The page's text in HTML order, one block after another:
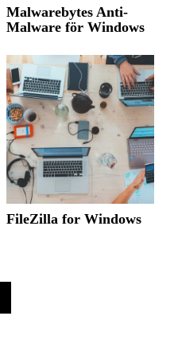
Malwarebytes Anti-
Malware för Windows
FileZilla for Windows